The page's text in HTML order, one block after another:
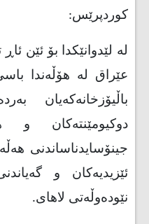
کوردپرێس:
لە لێدوانێکدا بۆ ئێن
عێراق لە هۆڵەندا
باڵیۆزخانەکەیان
دوکیومێنتەکان
جینۆسایدناساندنی
ئێزیدیەکان و
نێودەوڵەتی لاهای.